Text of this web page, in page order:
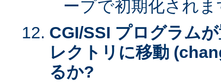
ープで初期化されま
CGI/SSI プログラム
レクトリに移動
るか?